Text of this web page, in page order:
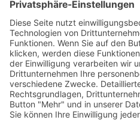
Gymnastik